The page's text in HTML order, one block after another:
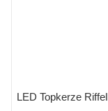
LED Topkerze